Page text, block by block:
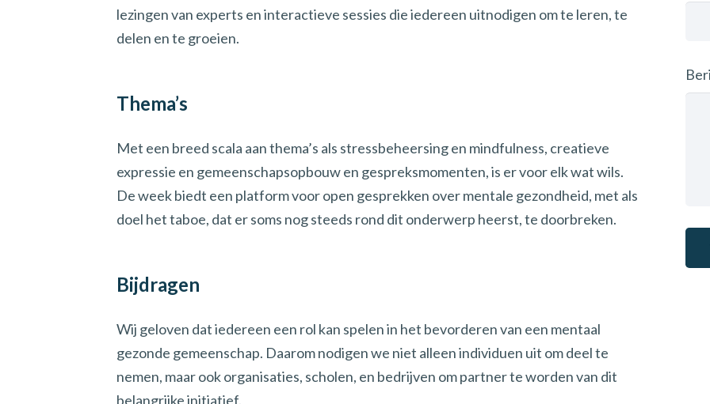
lezingen van experts en interactieve sessies die iedereen uitnodigen om te leren, te
delen en te groeien.
Thema’s
Met een breed scala aan thema’s als stressbeheersing en mindfulness, creatieve
expressie en gemeenschapsopbouw en gespreksmomenten, is er voor elk wat wils.
De week biedt een platform voor open gesprekken over mentale gezondheid, met als
doel het taboe, dat er soms nog steeds rond dit onderwerp heerst, te doorbreken.
Bijdragen
Wij geloven dat iedereen een rol kan spelen in het bevorderen van een mentaal
gezonde gemeenschap. Daarom nodigen we niet alleen individuen uit om deel te
nemen, maar ook organisaties, scholen, en bedrijven om partner te worden van dit
belangrijke initiatief.